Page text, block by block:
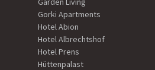
Gorki Apartments
Hotel Abion
Hotel Albrechtshof
Hotel Prens
Hüttenpalast